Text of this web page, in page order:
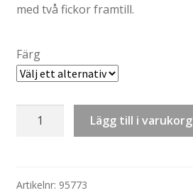
med två fickor framtill.
Färg
Förkläde:
är
Lägg till i varukorg
Artikelnr: 95773